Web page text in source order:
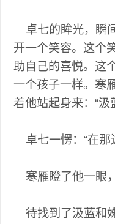
卓七的眸光，瞬
开一个笑容。这个
助自己的喜悦。这
一个孩子一样。寒
着他站起身来：“汲
卓七一愣：“在那
寒雁瞪了他一眼
待找到了汲蓝和